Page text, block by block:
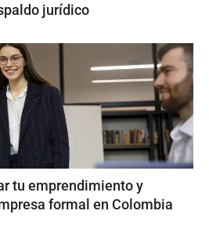
jurídico
tu emprendimiento y
formal en Colombia